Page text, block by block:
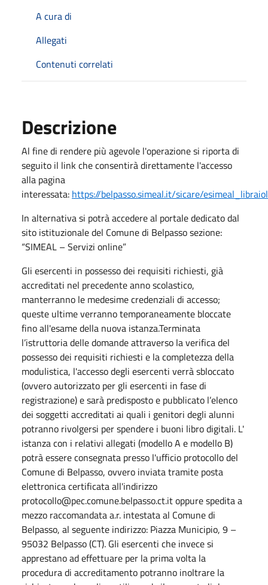
A cura di
Allegati
Contenuti correlati
Descrizione
Al fine di rendere più agevole l'operazione si riporta di
seguito il link che consentirà direttamente l'accesso
alla pagina
interessata: https://belpasso.simeal.it/sicare/
In alternativa si potrà accedere al portale dedicato dal
sito istituzionale del Comune di Belpasso sezione:
“SIMEAL – Servizi online”
Gli esercenti in possesso dei requisiti richiesti, già
accreditati nel precedente anno scolastico,
manterranno le medesime credenziali di accesso;
queste ultime verranno temporaneamente bloccate
fino all'esame della nuova istanza.Terminata
l’istruttoria delle domande attraverso la verifica del
possesso dei requisiti richiesti e la completezza della
modulistica, l'accesso degli esercenti verrà sbloccato
(ovvero autorizzato per gli esercenti in fase di
registrazione) e sarà predisposto e pubblicato l’elenco
dei soggetti accreditati ai quali i genitori degli alunni
potranno rivolgersi per spendere i buoni libro digitali. L'
istanza con i relativi allegati (modello A e modello B)
potrà essere consegnata presso l'ufficio protocollo del
Comune di Belpasso, ovvero inviata tramite posta
elettronica certificata all'indirizzo
protocollo@pec.comune.belpasso.ct.it oppure spedita a
mezzo raccomandata a.r. intestata al Comune di
Belpasso, al seguente indirizzo: Piazza Municipio, 9 –
95032 Belpasso (CT). Gli esercenti che invece si
apprestano ad effettuare per la prima volta la
procedura di accreditamento potranno inoltrare la